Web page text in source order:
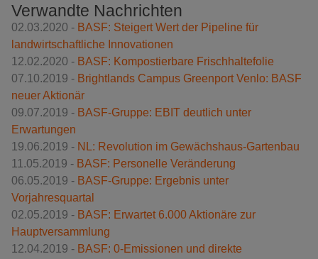
Verwandte Nachrichten
02.03.2020 - BASF: Steigert Wert der Pipeline für
landwirtschaftliche Innovationen
12.02.2020 - BASF: Kompostierbare Frischhaltefolie
07.10.2019 - Brightlands Campus Greenport Venlo: BASF
neuer Aktionär
09.07.2019 - BASF-Gruppe: EBIT deutlich unter
Erwartungen
19.06.2019 - NL: Revolution im Gewächshaus-Gartenbau
11.05.2019 - BASF: Personelle Veränderung
06.05.2019 - BASF-Gruppe: Ergebnis unter
Vorjahresquartal
02.05.2019 - BASF: Erwartet 6.000 Aktionäre zur
Hauptversammlung
12.04.2019 - BASF: 0-Emissionen und direkte